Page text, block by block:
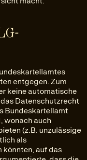
entgegen. Zum
keine automatische
Datenschutzrecht
Bundeskartellamt
wonach auch
(z.B. unzulässige
als
auf das